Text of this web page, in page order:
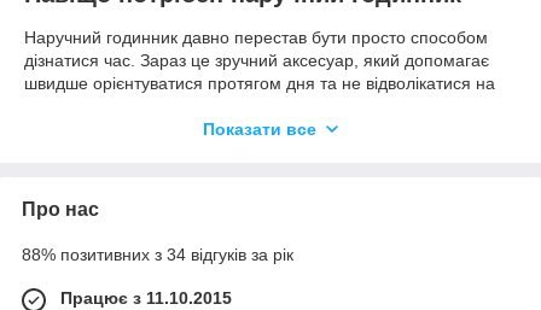
Наручний годинник давно перестав бути просто способом
дізнатися час. Зараз це зручний аксесуар, який допомагає
швидше орієнтуватися протягом дня та не відволікатися на
Смартфон, звісно, завжди під рукою. Але на практиці
програму. Ви просто дивитеся на зап'ястя і одразу розумієте,
Багато хто зауважує, що з годинником простіше тримати
фокус уваги на справах, оскільки ви не тягнеться до
Показати все
Про нас
88% позитивних з 34 відгуків за рік
Працює з 11.10.2015